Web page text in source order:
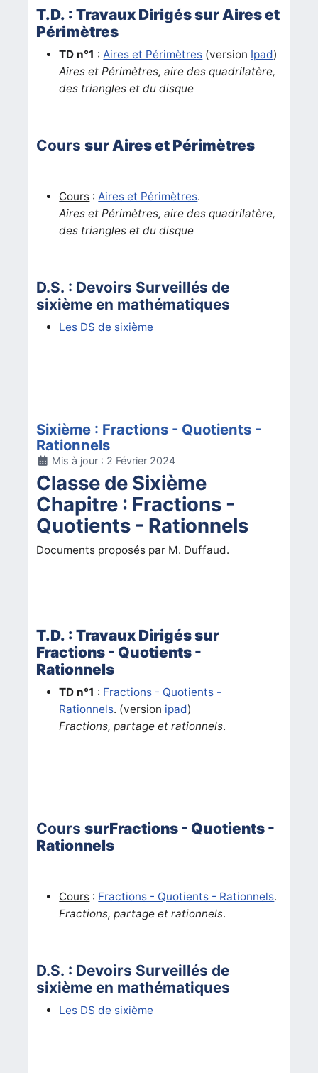
T.D. : Travaux Dirigés sur Aires et
Périmètres
TD n°1 :Aires et Périmètres (version Ipad)
Aires et Périmètres, aire des quadrilatère,
des triangles et du disque
Courssur Aires et Périmètres
Cours :Aires et Périmètres.
Aires et Périmètres, aire des quadrilatère,
des triangles et du disque
D.S. : Devoirs Surveillés de
sixième en mathématiques
Les DS de sixième
Sixième : Fractions - Quotients -
Rationnels
DétailsMis à jour : 2 Février 2024
Classe de Sixième
Chapitre : Fractions -
Quotients - Rationnels
Documents proposés par M. Duffaud.
T.D. : Travaux Dirigés sur
Fractions - Quotients -
Rationnels
TD n°1 : Fractions - Quotients -
Rationnels. (version ipad)
Fractions, partage et rationnels.
CourssurFractions - Quotients -
Rationnels
Cours : Fractions - Quotients - Rationnels.
Fractions, partage et rationnels.
D.S. : Devoirs Surveillés de
sixième en mathématiques
Les DS de sixième